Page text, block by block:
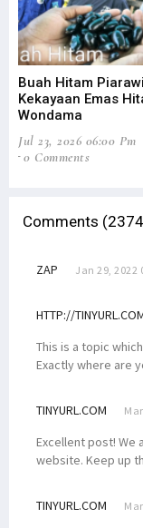
Buah Hitam
Kekayaan Emas
Wondama
Jul 23, 2026 06:00 Pm
0 Comments
Comments
ZAP Jan 29, 2022
HTTP://
This is a topic
Exactly where are
TINYURL.COM
Excellent post! We
website. Keep up
TINYURL.COM